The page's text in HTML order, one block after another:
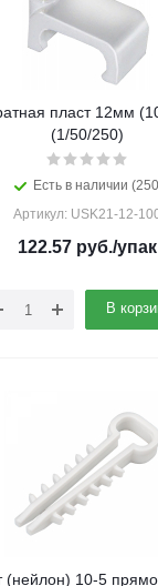
пласт 12мм
(1/50/250)
Есть в наличии
Артикул: USK21-12-
122.57 руб./упак
В
(нейлон) 10-5